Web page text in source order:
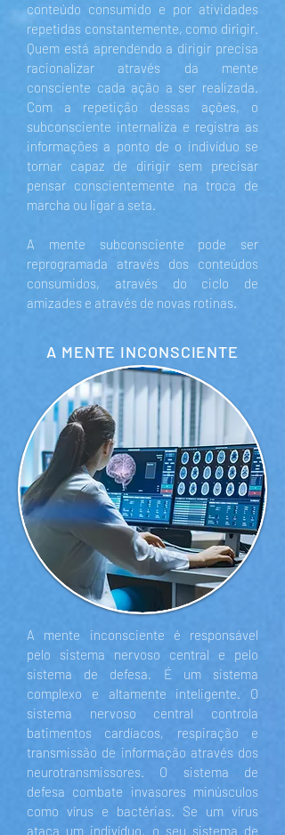
conteúdo consumido e por atividades
repetidas constantemente, como dirigir.
Quem está aprendendo a dirigir precisa
racionalizar através da mente
consciente cada ação a ser realizada.
Com a repetição dessas ações, o
subconsciente internaliza e registra as
informações a ponto de o indivíduo se
tornar capaz de dirigir sem precisar
pensar conscientemente na troca de
marcha ou ligar a seta.
A mente subconsciente pode ser
reprogramada através dos conteúdos
consumidos, através do ciclo de
amizades e através de novas rotinas.
A MENTE INCONSCIENTE
A mente inconsciente é responsável
pelo sistema nervoso central e pelo
sistema de defesa. É um sistema
complexo e altamente inteligente. O
sistema nervoso central controla
batimentos cardíacos, respiração e
transmissão de informação através dos
neurotransmissores. O sistema de
defesa combate invasores minúsculos
como vírus e bactérias. Se um vírus
ataca um indivíduo, o seu sistema de